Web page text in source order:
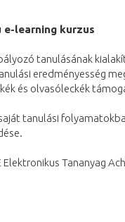
e-learning kurzus
tanulásának
eredményesség
és olvasóleckék
tanulási
Tananyag